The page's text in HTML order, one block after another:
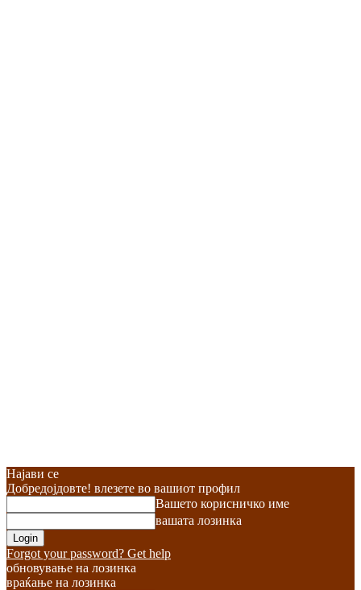
Најави се
Добредојдовте! влезете во вашиот профил
Вашето корисничко име
вашата лозинка
Forgot your password? Get help
обновување на лозинка
враќање на лозинка